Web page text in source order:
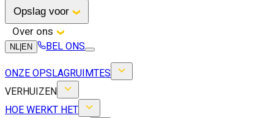
Opslag voor
Over ons
NL EN
BEL ONS
ONZE OPSLAGRUIMTES
VERHUIZEN
HOE WERKT HET